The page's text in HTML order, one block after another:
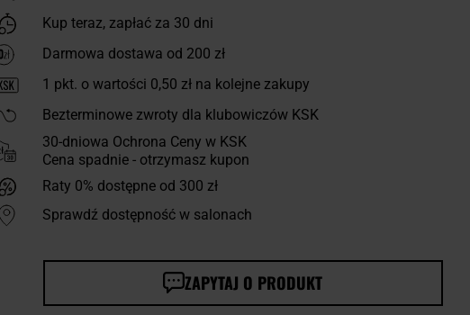
Kup teraz, zapłać za 30 dni
Darmowa dostawa od 200 zł
1 pkt. o wartości 0,50 złna kolejne zakupy
Bezterminowe zwroty dla klubowiczów KSK
30-dniowa Ochrona Ceny w KSK
Cena spadnie - otrzymasz kupon
Raty 0% dostępne od 300 zł
Sprawdź dostępność w salonach
ZAPYTAJ O PRODUKT